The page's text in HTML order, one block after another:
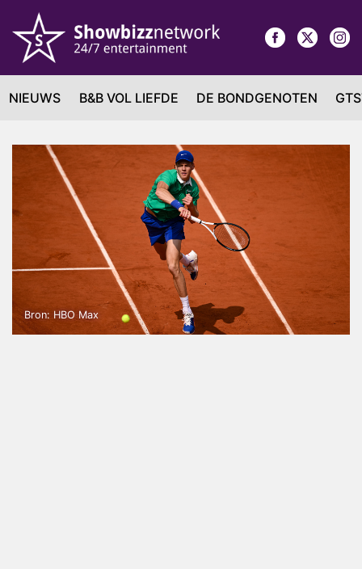
NIEUWS B&B VOL LIEFDE DE BONDGENOTEN
Bron: HBO Max